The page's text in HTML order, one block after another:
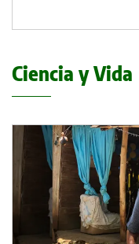
Ciencia y Vida